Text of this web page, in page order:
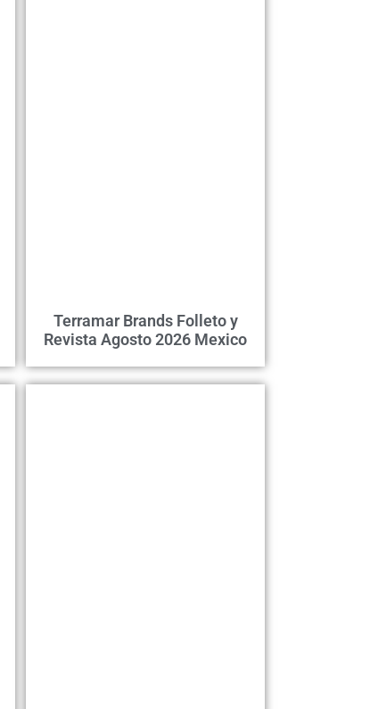
Terramar Brands Folleto y
Revista Agosto 2026 Mexico